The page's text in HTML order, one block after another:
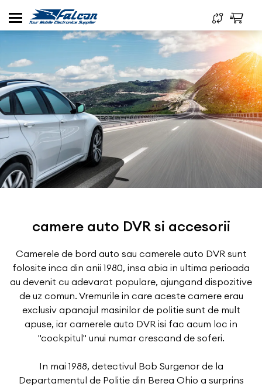
camere auto DVR si accesorii
Camerele de bord auto sau camerele auto DVR sunt
folosite inca din anii 1980, insa abia in ultima perioada
au devenit cu adevarat populare, ajungand dispozitive
de uz comun. Vremurile in care aceste camere erau
exclusiv apanajul masinilor de politie sunt de mult
apuse, iar camerele auto DVR isi fac acum loc in
"cockpitul" unui numar crescand de soferi.
In mai 1988, detectivul Bob Surgenor de la
Departamentul de Politie din Berea Ohio a surprins